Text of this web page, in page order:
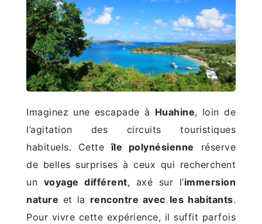
Imaginez une escapade à Huahine, loin de
l’agitation des circuits touristiques
habituels. Cetteîle polynésienne réserve
de belles surprises à ceux qui recherchent
un voyage différent, axé sur l’immersion
nature et la rencontre avec les habitants.
Pour vivre cette expérience, il suffit parfois